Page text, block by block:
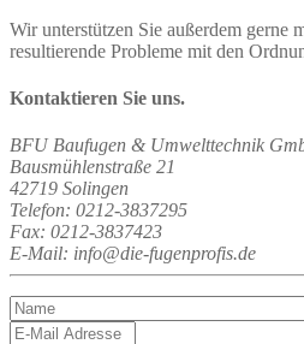
Wir unterstützen Sie außerdem gerne
resultierende Probleme mit den
Kontaktieren Sie uns.
BFU Baufugen & Umwelttechnik
Bausmühlenstraße 21
42719 Solingen
Telefon: 0212-3837295
Fax: 0212-3837423
E-Mail: info@die-fugenprofis.de